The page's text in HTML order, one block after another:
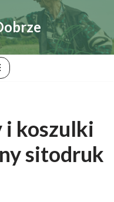
i koszulki
sitodruk